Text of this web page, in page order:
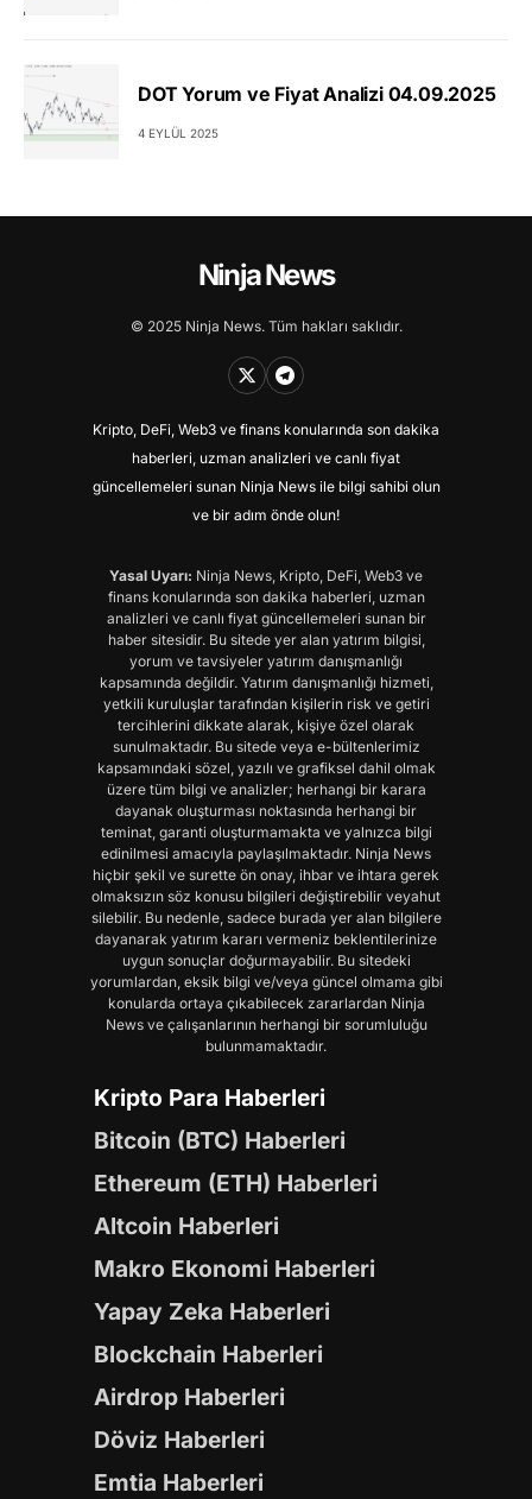
DOT Yorum ve Fiyat Analizi 04.09.2025
4 EYLÜL 2025
Ninja News
© 2025 Ninja News. Tüm hakları saklıdır.
Kripto, DeFi, Web3 ve finans konularında son dakika
haberleri, uzman analizleri ve canlı fiyat
güncellemeleri sunan Ninja News ile bilgi sahibi olun
ve bir adım önde olun!
Yasal Uyarı: Ninja News, Kripto, DeFi, Web3 ve
finans konularında son dakika haberleri, uzman
analizleri ve canlı fiyat güncellemeleri sunan bir
haber sitesidir. Bu sitede yer alan yatırım bilgisi,
yorum ve tavsiyeler yatırım danışmanlığı
kapsamında değildir. Yatırım danışmanlığı hizmeti,
yetkili kuruluşlar tarafından kişilerin risk ve getiri
tercihlerini dikkate alarak, kişiye özel olarak
sunulmaktadır. Bu sitede veya e-bültenlerimiz
kapsamındaki sözel, yazılı ve grafiksel dahil olmak
üzere tüm bilgi ve analizler; herhangi bir karara
dayanak oluşturması noktasında herhangi bir
teminat, garanti oluşturmamakta ve yalnızca bilgi
edinilmesi amacıyla paylaşılmaktadır. Ninja News
hiçbir şekil ve surette ön onay, ihbar ve ihtara gerek
olmaksızın söz konusu bilgileri değiştirebilir veyahut
silebilir. Bu nedenle, sadece burada yer alan bilgilere
dayanarak yatırım kararı vermeniz beklentilerinize
uygun sonuçlar doğurmayabilir. Bu sitedeki
yorumlardan, eksik bilgi ve/veya güncel olmama gibi
konularda ortaya çıkabilecek zararlardan Ninja
News ve çalışanlarının herhangi bir sorumluluğu
bulunmamaktadır.
Kripto Para Haberleri
Bitcoin (BTC) Haberleri
Ethereum (ETH) Haberleri
Altcoin Haberleri
Makro Ekonomi Haberleri
Yapay Zeka Haberleri
Blockchain Haberleri
Airdrop Haberleri
Döviz Haberleri
Emtia Haberleri